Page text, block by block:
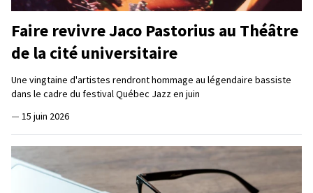
Faire revivre Jaco Pastorius au Théâtre
de la cité universitaire
Une vingtaine d'artistes rendront hommage au légendaire bassiste
dans le cadre du festival Québec Jazz en juin
— 15 juin 2026